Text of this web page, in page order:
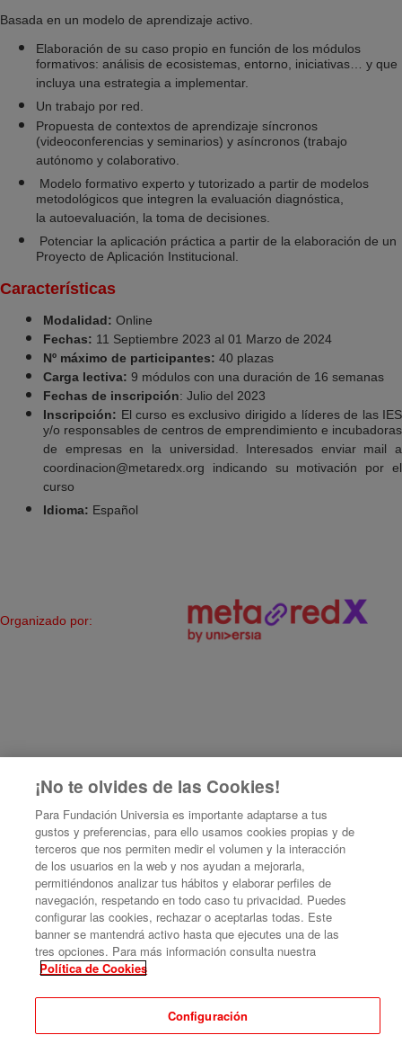
Basada en un modelo de aprendizaje activo.
Elaboración de su caso propio en función de los módulos
formativos: análisis de ecosistemas, entorno, iniciativas… y que
incluya una estrategia a implementar.
Un trabajo por red.
Propuesta de contextos de aprendizaje síncronos
(videoconferencias y seminarios) y asíncronos (trabajo
autónomo y colaborativo.
Modelo formativo experto y tutorizado a partir de modelos
metodológicos que integren la evaluación diagnóstica,
la autoevaluación, la toma de decisiones.
Potenciar la aplicación práctica a partir de la elaboración de un
Proyecto de Aplicación Institucional.
Características
Modalidad: Online
Fechas: 11 Septiembre 2023 al 01 Marzo de 2024
Nº máximo de participantes: 40 plazas
Carga lectiva: 9 módulos con una duración de 16 semanas
Fechas de inscripción: Julio del 2023
Inscripción: El curso es exclusivo dirigido a líderes de las IES
y/o responsables de centros de emprendimiento e incubadoras
de empresas en la universidad. Interesados enviar mail a
coordinacion@metaredx.org indicando su motivación por el
curso
Idioma: Español
Organizado por:
Curso Internacional: Impulsa tu Unidad de Emprendimiento Universitario: un
curso avanzado
Aviso legal|Contacto
Plataforma de organización de eventos Symposium
¡No te olvides de las Cookies!
Para Fundación Universia es importante adaptarse a tus
gustos y preferencias, para ello usamos cookies propias y de
terceros que nos permiten medir el volumen y la interacción
de los usuarios en la web y nos ayudan a mejorarla,
permitiéndonos analizar tus hábitos y elaborar perfiles de
navegación, respetando en todo caso tu privacidad. Puedes
configurar las cookies, rechazar o aceptarlas todas. Este
banner se mantendrá activo hasta que ejecutes una de las
tres opciones. Para más información consulta nuestra
Política de Cookies
Configuración